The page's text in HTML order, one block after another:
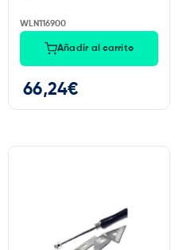
WLN116900
Añadir al carrito
66,24€